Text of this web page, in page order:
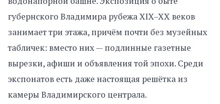
губернского Владимира рубежа XIX–XX веков
занимает три этажа, причём почти без музейных
табличек: вместо них — подлинные газетные
вырезки, афиши и объявления той эпохи. Среди
экспонатов есть даже настоящая решётка из
камеры Владимирского централа.